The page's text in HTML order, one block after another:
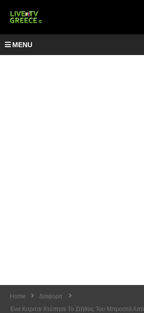
MENU
Home
Διάφορα
Ένα Κοριτσι Χτύπησε Το Στήθος Του Μπροστά Από